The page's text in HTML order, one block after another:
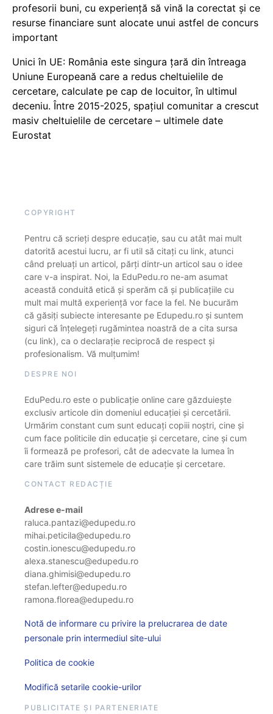
profesorii buni, cu experiență să vină la corectat și ce
resurse financiare sunt alocate unui astfel de concurs
important
Unici în UE: România este singura țară din întreaga
Uniune Europeană care a redus cheltuielile de
cercetare, calculate pe cap de locuitor, în ultimul
deceniu. Între 2015-2025, spațiul comunitar a crescut
masiv cheltuielile de cercetare – ultimele date
Eurostat
COPYRIGHT
Pentru că scrieți despre educație, sau cu atât mai mult
datorită acestui lucru, ar fi util să citați cu link, atunci
când preluați un articol, părți dintr-un articol sau o idee
care v-a inspirat. Noi, la EduPedu.ro ne-am asumat
această conduită etică și sperăm că și publicațiile cu
mult mai multă experiență vor face la fel. Ne bucurăm
că găsiți subiecte interesante pe Edupedu.ro și suntem
siguri că înțelegeți rugămintea noastră de a cita sursa
(cu link), ca o declarație reciprocă de respect și
profesionalism. Vă mulțumim!
DESPRE NOI
EduPedu.ro este o publicație online care găzduiește
exclusiv articole din domeniul educației și cercetării.
Urmărim constant cum sunt educați copiii noștri, cine și
cum face politicile din educație și cercetare, cine și cum
îi formează pe profesori, cât de adecvate la lumea în
care trăim sunt sistemele de educație și cercetare.
CONTACT REDACȚIE
Adrese e-mail
raluca.pantazi@edupedu.ro
mihai.peticila@edupedu.ro
costin.ionescu@edupedu.ro
alexa.stanescu@edupedu.ro
diana.ghimisi@edupedu.ro
stefan.lefter@edupedu.ro
ramona.florea@edupedu.ro
Notă de informare cu privire la prelucrarea de date
personale prin intermediul site-ului
Politica de cookie
Modifică setarile cookie-urilor
PUBLICITATE ȘI PARTENERIATE